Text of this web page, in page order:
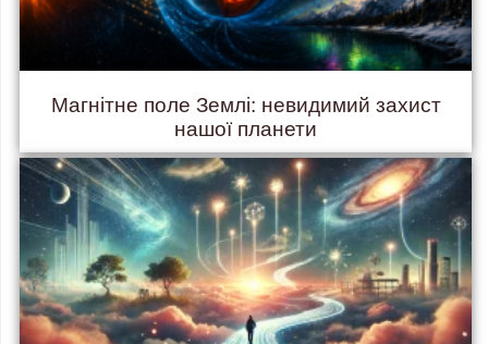
Магнітне поле Землі: невидимий захист
нашої планети